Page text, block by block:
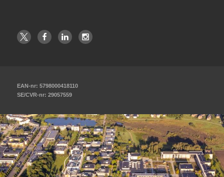
EAN-nr: 5798000418110
SE/CVR-nr: 29057559